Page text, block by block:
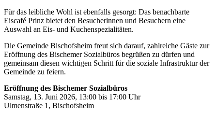
Für das leibliche Wohl ist ebenfalls gesorgt: Das benachbarte
Eiscafé Prinz bietet den Besucherinnen und Besuchern eine
Auswahl an Eis- und Kuchenspezialitäten.
Die Gemeinde Bischofsheim freut sich darauf, zahlreiche Gäste zur
Eröffnung des Bischemer Sozialbüros begrüßen zu dürfen und
gemeinsam diesen wichtigen Schritt für die soziale Infrastruktur der
Gemeinde zu feiern.
Eröffnung des Bischemer Sozialbüros
Samstag, 13. Juni 2026, 13:00 bis 17:00 Uhr
Ulmenstraße 1, Bischofsheim